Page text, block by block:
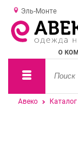
Эль-Монте
О
Авеко Каталог